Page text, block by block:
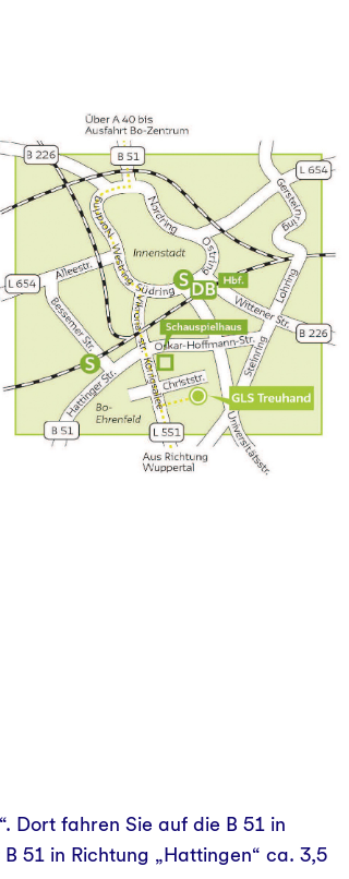
Dort fahren Sie auf die B 51 in
51 in Richtung „Hattingen“ ca. 3,5